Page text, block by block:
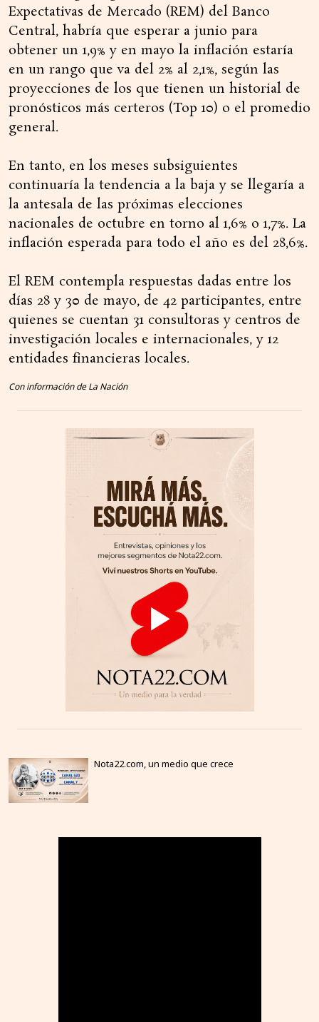
Expectativas de Mercado (REM) del Banco
Central, habría que esperar a junio para
obtener un 1,9% y en mayo la inflación estaría
en un rango que va del 2% al 2,1%, según las
proyecciones de los que tienen un historial de
pronósticos más certeros (Top 10) o el promedio
general.
En tanto, en los meses subsiguientes
continuaría la tendencia a la baja y se llegaría a
la antesala de las próximas elecciones
nacionales de octubre en torno al 1,6% o 1,7%. La
inflación esperada para todo el año es del 28,6%.
El REM contempla respuestas dadas entre los
días 28 y 30 de mayo, de 42 participantes, entre
quienes se cuentan 31 consultoras y centros de
investigación locales e internacionales, y 12
entidades financieras locales.
Con información de La Nación
Nota22.com, un medio que crece